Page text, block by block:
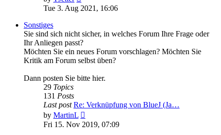
the
Tue 3. Aug 2021, 16:06
Sonstiges
Sie sind sich nicht sicher, in welches Forum Ihre Frage oder
Ihr Anliegen passt?
Möchten Sie ein neues Forum vorschlagen? Möchten Sie
Kritik am Forum selbst üben?
Dann posten Sie bitte hier.
29 Topics
131 Posts
Last post Re: Verknüpfung von BlueJ (Ja…
by MartinL
the
Fri 15. Nov 2019, 07:09